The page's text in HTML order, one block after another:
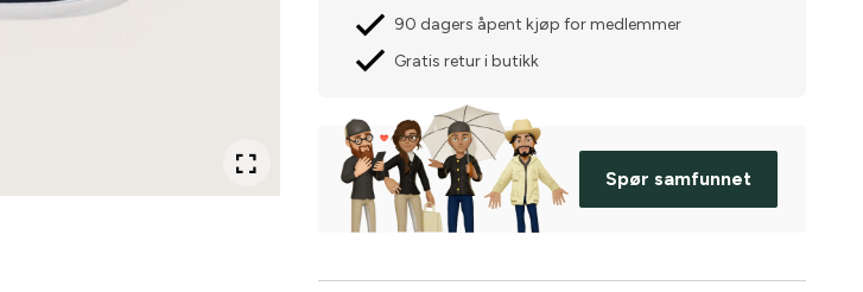
90 dagers åpent kjøp for medlemmer
Gratis retur i butikk
Spør samfunnet